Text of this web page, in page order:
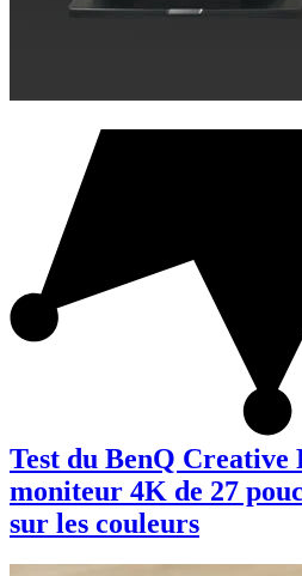
Test du BenQ Creative
moniteur 4K de 27
sur les couleurs